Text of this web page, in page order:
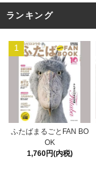
ランキング
1
ふたばまるごとFAN BO
OK
1,760円(内税)